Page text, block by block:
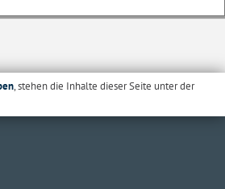
, stehen die Inhalte dieser Seite unter der